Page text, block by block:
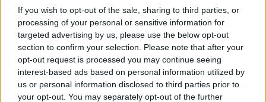
If you wish to opt-out of the sale, sharing to third parties, or
processing of your personal or sensitive information for
targeted advertising by us, please use the below opt-out
section to confirm your selection. Please note that after your
opt-out request is processed you may continue seeing
interest-based ads based on personal information utilized by
us or personal information disclosed to third parties prior to
your opt-out. You may separately opt-out of the further
Visi įrašai
Žiūrimiausi įrašai